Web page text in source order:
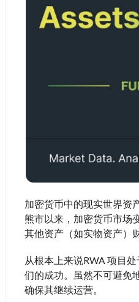
加密货币中的现实世界资
熊市以来，加密货币市场
其他资产（如实物资产）
从根本上来说RWA 项目
们的成功。虽然不可避免
确保其继续运营。